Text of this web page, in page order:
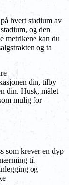
hvert stadium av
og den
metrikene kan du
og ta
din, tilby
din. Husk, målet
mulig for
som krever en dyp
til
og